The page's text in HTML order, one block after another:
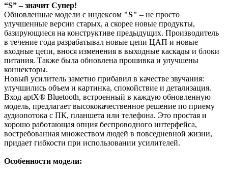
“S” – значит Супер!
Обновленные модели с индексом "S" – не просто
улучшенные версии старых, а скорее новые продукты,
базирующиеся на конструктиве предыдущих. Производитель
в течение года разрабатывал новые цепи ЦАП и новые
входные цепи, внося изменения в выходные каскады и блоки
питания. Также была обновлена прошивка и улучшены
коннекторы.
Новый усилитель заметно прибавил в качестве звучания:
улучшились объем и картинка, спокойствие и детализация.
Вход aptX® Bluetooth, встроенный в каждую обновленную
модель, предлагает высококачественное решение по приему
аудиопотока с ПК, планшета или телефона. Это простая и
хорошо работающая опция беспроводного интерфейса,
востребованная множеством людей в повседневной жизни,
придает гибкости при использовании усилителей.
Особенности модели: